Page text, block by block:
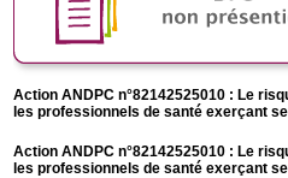
Action ANDPC n°82142525010 : Le
les professionnels de santé exerçant
Action ANDPC n°82142525010 : Le
les professionnels de santé exerçant